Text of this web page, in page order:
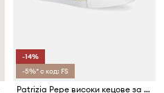
-14%
-5%* с код: FS
Patrizia Pepe високи кецове за деца